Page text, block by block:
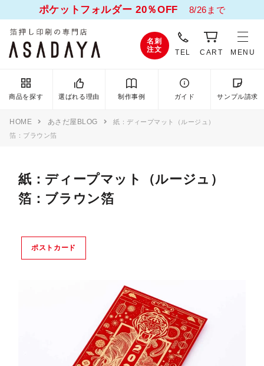
ポケットフォルダー 20％OFF 8/26まで
名刺
注文
TEL CART MENU
商品を探す 選ばれる理由 制作事例 ガイド サンプル請求
HOME あさだ屋BLOG
紙：ディープマット（ルージュ）
箔：ブラウン箔
紙：ディープマット（ルージュ）
箔：ブラウン箔
ポストカード